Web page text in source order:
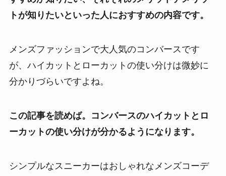
トが知りたいといった人におすすめの内容です。
メンズファッションで大人気のコンバースです
が、ハイカットとローカットの使い分けは微妙に
分かりづらいですよね。
この記事を読めば。コンバースのハイカットとロ
ーカットの使い分けが分かるようになります。
シンプルなスニーカーはおしゃれなメンズコーデ